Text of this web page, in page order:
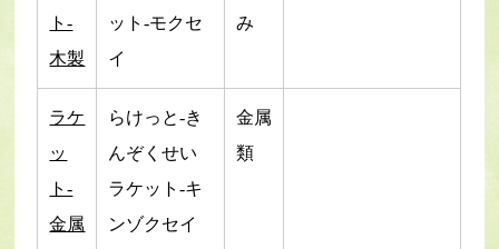
ト-
木製
ット-モクセ
イ
み
ラケ
ッ
ト-
金属
らけっと-き
んぞくせい
ラケット-キ
ンゾクセイ
金属
類